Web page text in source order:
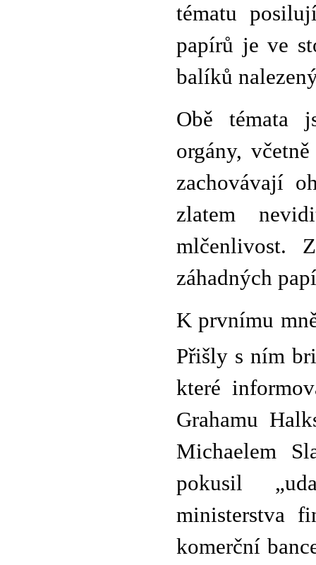
tématu
papírů je ve
balíků
Obě témata
orgány,
zachovávají
zlatem
mlčenlivost.
záhadných
K prvnímu
Přišly s ním
které
Grahamu
Michaelem
pokusil
ministerstva
komerční